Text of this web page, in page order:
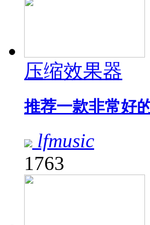
压缩效果器
推荐一款非常好
lfmusic
1763